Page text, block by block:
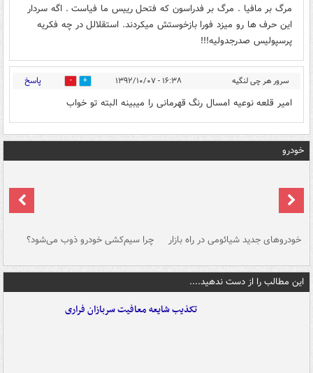
مرگ بر مافیا . مرگ بر فدراسون که فتحل رییس ما فیاست . اگه سردار
این حرف ها رو میزد فورا بازخوستش میکردند. استقلالل در چه فکریه
پرسپولیس صدرجدولیه!!!
سرور هر چی لنگیه ۱۶:۳۸ - ۱۳۹۲/۱۰/۰۷ 0 پاسخ
امیر قلعه نوعیه امسال رنگ قهرمانی را میبینه البته تو خواب
خودرو
خودروهای جدید شیائومی در راه بازار چرا سیم‌کشی خودرو ذوب می‌شود؟
این مطالب را از دست ندهید....
تکذیب شایعه معافیت سربازان فراری